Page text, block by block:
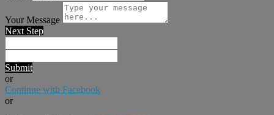
Your Message
Next Step
Submit
or
Continue with Facebook
or